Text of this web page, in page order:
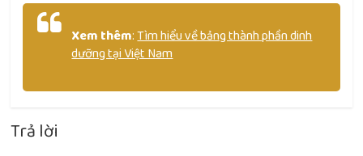
Xem thêm:Tìm hiểu về bảng thành phần dinh
dưỡng tại Việt Nam
Trả lời